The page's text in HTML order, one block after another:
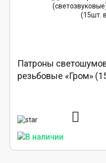
Патроны
резьбовые «Гром»